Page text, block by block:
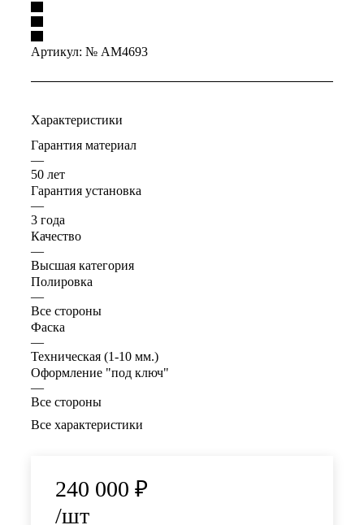
Артикул: № AM4693
Характеристики
Гарантия материал
—
50 лет
Гарантия установка
—
3 года
Качество
—
Высшая категория
Полировка
—
Все стороны
Фаска
—
Техническая (1-10 мм.)
Оформление "под ключ"
—
Все стороны
Все характеристики
240 000 ₽
/шт